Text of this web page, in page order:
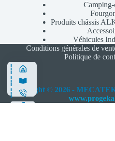
Camping-
Produits châssis
Véhicules
Conditions générales de
Politique de
Copyright © 2026 -